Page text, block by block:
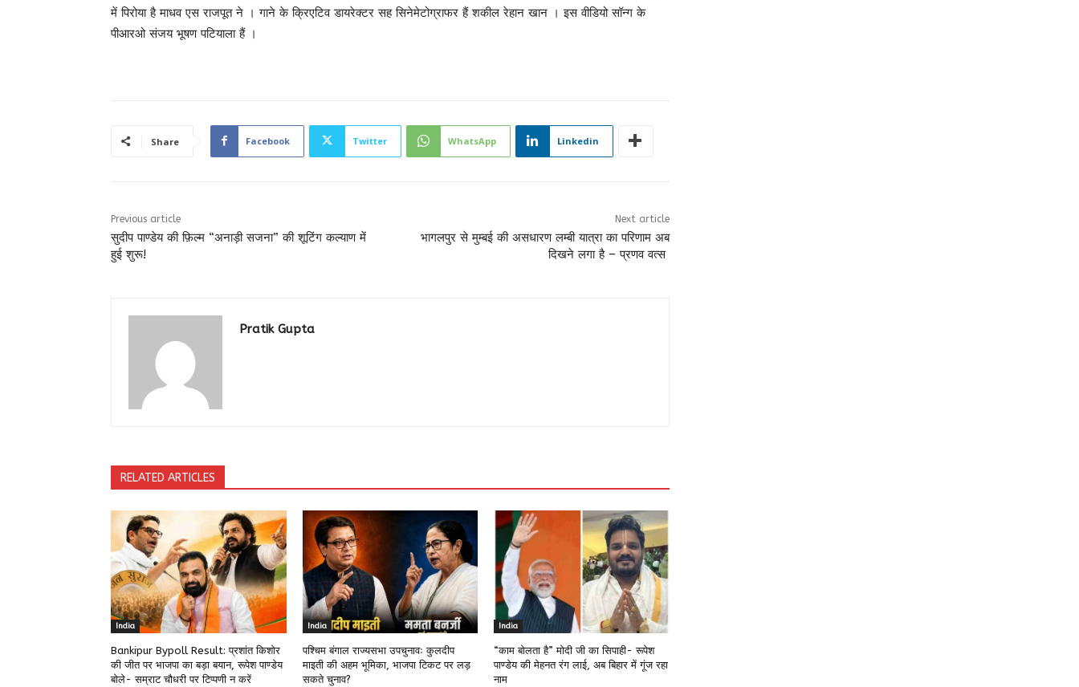
में पिरोया है माधव एस राजपूत ने । गाने के क्रिएटिव डायरेक्टर सह सिनेमेटोग्राफर हैं शकील रेहान खान । इस वीडियो सॉन्ग के
पीआरओ संजय भूषण पटियाला हैं ।
Share Facebook Twitter WhatsApp Linkedin
Previous article
सुदीप पाण्डेय की फ़िल्म “अनाड़ी सजना” की शूटिंग कल्याण में
हुई शुरू!
Next article
भागलपुर से मुम्बई की असधारण लम्बी यात्रा का परिणाम अब
दिखने लगा है – प्रणव वत्स
Pratik Gupta
RELATED ARTICLES
India
Bankipur Bypoll Result: प्रशांत किशोर
की जीत पर भाजपा का बड़ा बयान, रूपेश पाण्डेय
बोले- सम्राट चौधरी पर टिप्पणी न करें
India
पश्चिम बंगाल राज्यसभा उपचुनावः कुलदीप
माइती की अहम भूमिका, भाजपा टिकट पर लड़
सकते चुनाव?
India
“काम बोलता है” मोदी जी का सिपाही- रूपेश
पाण्डेय की मेहनत रंग लाई, अब बिहार में गूंज रहा
नाम